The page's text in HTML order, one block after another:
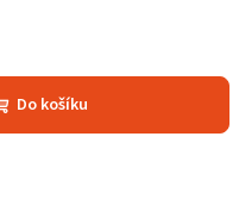
Do košíku